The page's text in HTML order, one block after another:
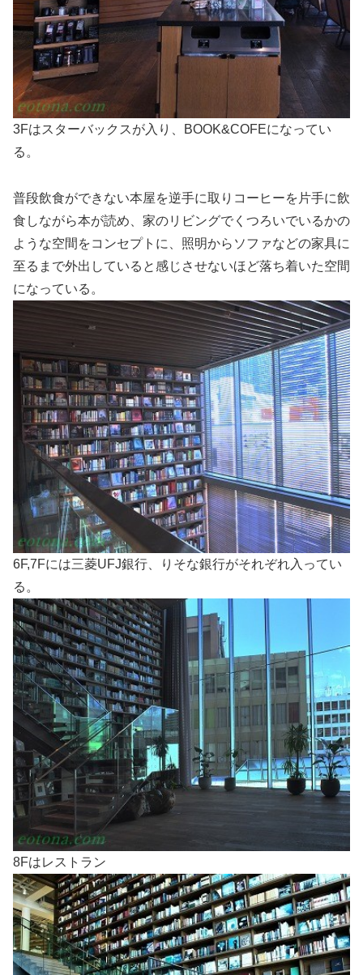
3Fはスターバックスが入り、BOOK&COFEになってい
る。
普段飲食ができない本屋を逆手に取りコーヒーを片手に飲
食しながら本が読め、家のリビングでくつろいでいるかの
ような空間をコンセプトに、照明からソファなどの家具に
至るまで外出していると感じさせないほど落ち着いた空間
になっている。
6F,7Fには三菱UFJ銀行、りそな銀行がそれぞれ入ってい
る。
8Fはレストラン